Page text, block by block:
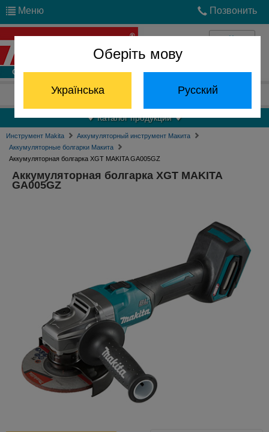
Оберіть мову
Українська Русский
Меню Позвонить
Войти
Отдел запчастей: (068) 824-24-24
Каталог продукции
Инструмент Makita
Аккумуляторный инструмент Макита
Аккумуляторные болгарки Макита
Аккумуляторная болгарка XGT MAKITA GA005GZ
Аккумуляторная болгарка XGT MAKITA
GA005GZ